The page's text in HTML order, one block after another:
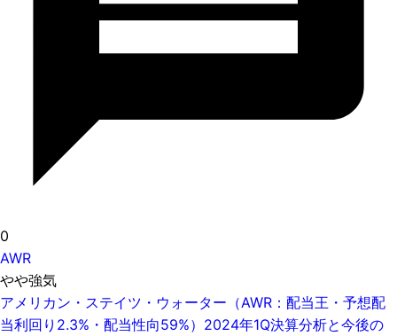
0
AWR
やや強気
アメリカン・ステイツ・ウォーター（AWR：配当王・予想配
当利回り2.3%・配当性向59%）2024年1Q決算分析と今後の